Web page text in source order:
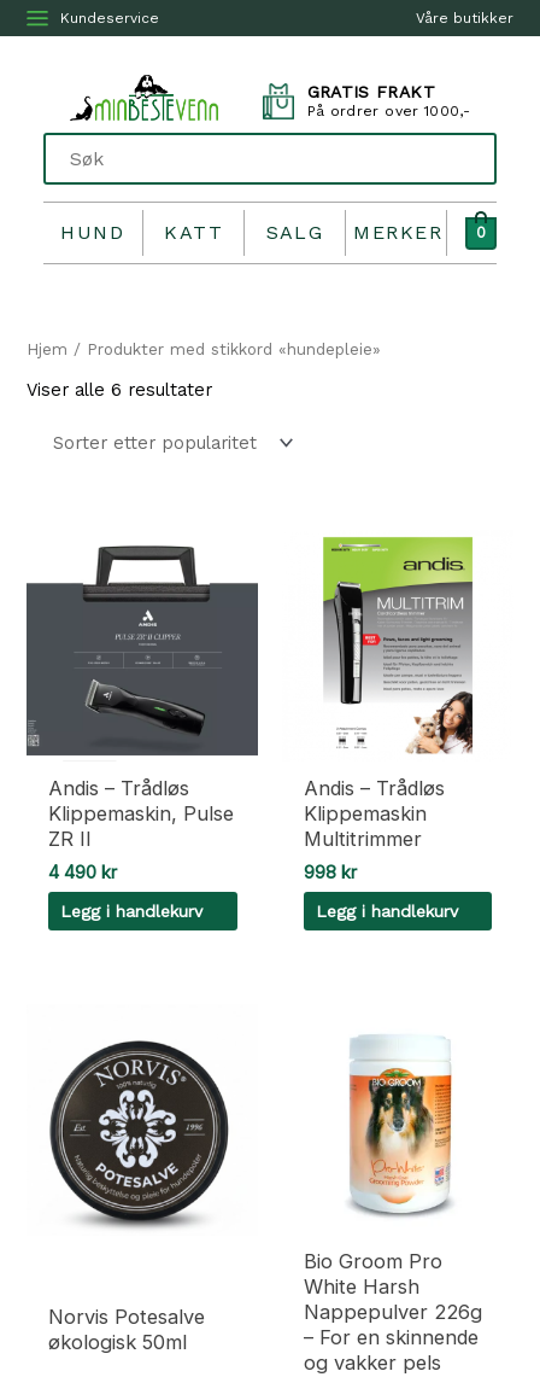
Våre butikker
Kundeservice
GRATIS FRAKT
På ordrer over 1000,-
HUND KATT SALG MERKER 0
Hjem / Produkter med stikkord «hundepleie»
Viser alle 6 resultaterSortert
Andis – Trådløs
Klippemaskin, Pulse
ZR II
4 490 kr
Legg i handlekurv
Andis – Trådløs
Klippemaskin
Multitrimmer
998 kr
Legg i handlekurv
Norvis Potesalve
økologisk 50ml
Bio Groom Pro
White Harsh
Nappepulver 226g
– For en skinnende
og vakker pels